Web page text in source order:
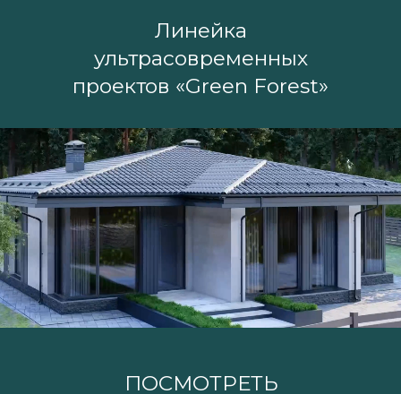
Линейка
ультрасовременных
проектов «Green Forest»
ПОСМОТРЕТЬ